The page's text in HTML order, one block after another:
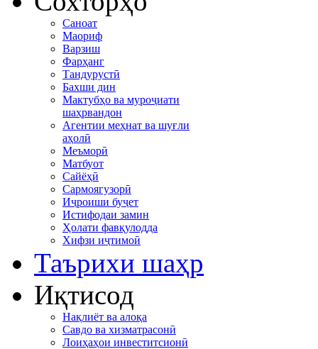
Саноат
Маориф
Варзиш
Фарҳанг
Тандурустӣ
Бахши дин
Мактубҳо ва муроҷиати
шаҳрвандон
Агентии меҳнат ва шуғли
аҳолӣ
Меъморӣ
Матбуот
Сайёҳӣ
Сармоягузорӣ
Иҷроиши буҷет
Истифодаи замин
Ҳолати фавқулодда
Хифзи иҷтимоӣ
Таърихи шаҳр
Иқтисод
Нақлиёт ва алоқа
Савдо ва хизматрасонӣ
Лоиҳаҳои инвеститсионӣ